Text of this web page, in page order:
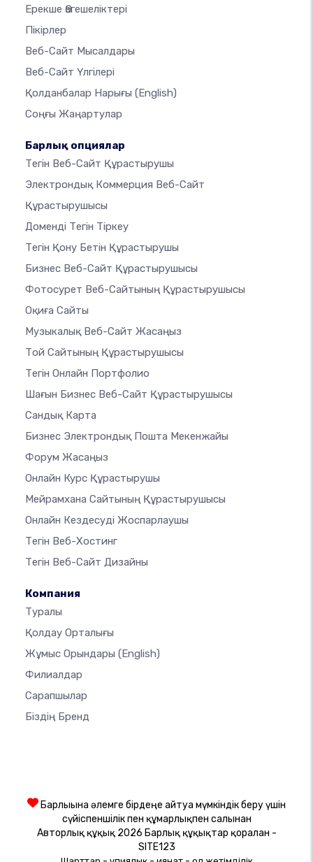
Ерекше Өзгешеліктері
Пікірлер
Веб-Сайт Мысалдары
Веб-Сайт Үлгілері
Қолданбалар Нарығы (English)
Соңғы Жаңартулар
Барлық опциялар
Тегін Веб-Сайт Құрастырушы
Электрондық Коммерция Веб-Сайт
Құрастырушысы
Доменді Тегін Тіркеу
Тегін Қону Бетін Құрастырушы
Бизнес Веб-Сайт Құрастырушысы
Фотосурет Веб-Сайтының Құрастырушысы
Оқиға Сайты
Музыкалық Веб-Сайт Жасаңыз
Той Сайтының Құрастырушысы
Тегін Онлайн Портфолио
Шағын Бизнес Веб-Сайт Құрастырушысы
Сандық Карта
Бизнес Электрондық Пошта Мекенжайы
Форум Жасаңыз
Онлайн Курс Құрастырушы
Мейрамхана Сайтының Құрастырушысы
Онлайн Кездесуді Жоспарлаушы
Тегін Веб-Хостинг
Тегін Веб-Сайт Дизайны
Компания
Туралы
Қолдау Орталығы
Жұмыс Орындары (English)
Филиалдар
Сарапшылар
Біздің Бренд
Барлығына әлемге бірдеңе айтуға мүмкіндік беру үшін
сүйіспеншілік пен құмарлықпен салынған
Авторлық құқық 2026 Барлық құқықтар қорғалған -
SITE123